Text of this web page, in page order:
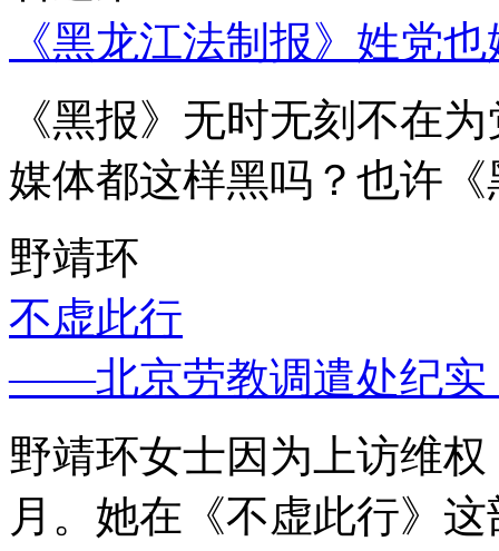
《黑龙江法制报》姓党
《黑报》无时无刻不在
媒体都这样黑吗？也许
野靖环
不虚此行
——北京劳教调遣处纪实
野靖环女士因为上访维
月。她在《不虚此行》